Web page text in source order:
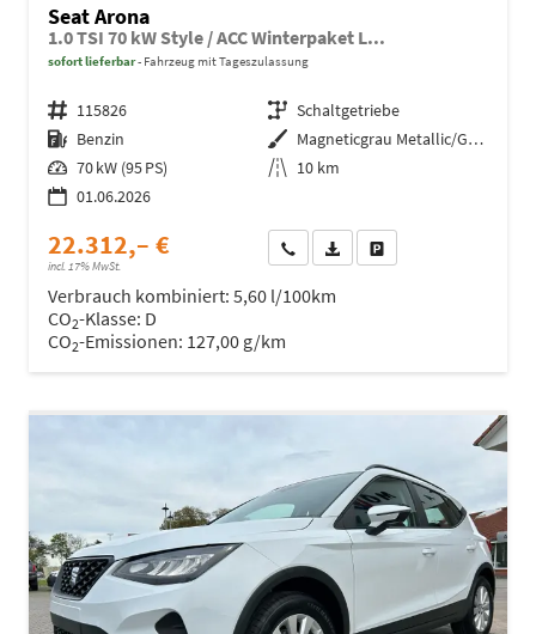
Seat Arona
1.0 TSI 70 kW Style / ACC Winterpaket L...
sofort lieferbar Fahrzeug mit Tageszulassung
Fahrzeugnr. 115826 Getriebe Schaltgetriebe
Kraftstoff Benzin Außenfarbe
Magneticgrau Metallic/Grau
Leistung 70 kW (95 PS) Kilometerstand 10 km
01.06.2026
22.312,– €
incl. 17% MwSt.
Wir rufen Sie anFahrzeugexposé (PDF)
Verbrauch kombiniert: 5,60 l/100km
CO2-Klasse: D
CO2-Emissionen: 127,00 g/km